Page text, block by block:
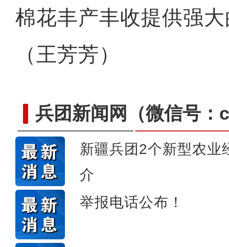
棉花丰产丰收提供强
（王芳芳）
兵团新闻网 （微信号
新疆兵团2个新型农业
介
举报电话公布！
崭新“城”迹：兵团城镇化